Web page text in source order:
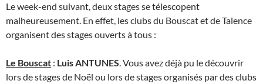
Le week-end suivant, deux stages se télescopent
malheureusement. En effet, les clubs du Bouscat et de Talence
organisent des stages ouverts à tous :
Le Bouscat : Luis ANTUNES . Vous avez déjà pu le découvrir
lors de stages de Noël ou lors de stages organisés par des clubs